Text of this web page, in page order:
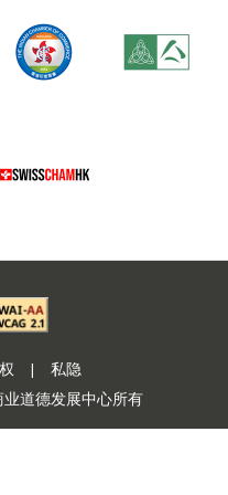
|
私隐
道德发展中心所有